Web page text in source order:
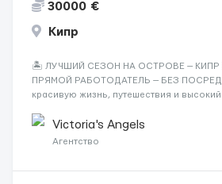
30000 €
Кипр
🏝️ ЛУЧШИЙ СЕЗОН НА ОСТРОВЕ — КИПР
ПРЯМОЙ РАБОТОДАТЕЛЬ — БЕЗ
красивую жизнь, путешествия и
Опытная команда с годами практики —
клиентов (без ...
Victoria's Angels
Агентство